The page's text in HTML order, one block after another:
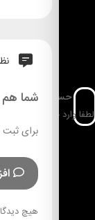
حساب کاربری
لطفا وارد حساب خود شوید!
شما هم
برای ثبت
هیچ